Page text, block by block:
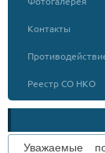
Контакты
Реестр СО НКО
Уважаемые